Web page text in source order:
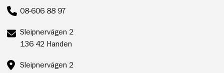
Telefon:
08-606 88 97
Postadress:
Sleipnervägen 2
136 42 Handen
Besöksadress:
Sleipnervägen 2